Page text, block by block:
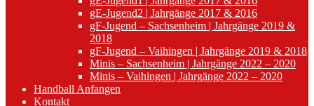
gE-Jugend2 | Jahrgänge 2017 & 2016
gF-Jugend – Sachsenheim | Jahrgänge 2019 &
2018
gF-Jugend – Vaihingen | Jahrgänge 2019 & 2018
Minis – Sachsenheim | Jahrgänge 2022 – 2020
Minis – Vaihingen | Jahrgänge 2022 – 2020
Handball Anfangen
Kontakt